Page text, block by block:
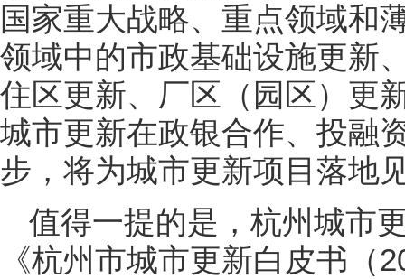
国家重大战略、重点领域和
领域中的市政基础设施更新
住区更新、厂区（园区）更
城市更新在政银合作、投融
步，将为城市更新项目落地
值得一提的是，杭州城
《杭州市城市更新白皮书